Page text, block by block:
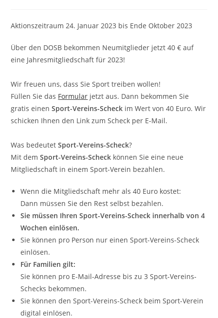
Aktionszeitraum 24. Januar 2023 bis Ende Oktober 2023
Über den DOSB bekommen Neumitglieder jetzt 40 € auf
eine Jahresmitgliedschaft für 2023!
Wir freuen uns, dass Sie Sport treiben wollen!
Füllen Sie das Formular jetzt aus. Dann bekommen Sie
gratis einenSport-Vereins-Scheck im Wert von 40 Euro. Wir
schicken Ihnen den Link zum Scheck per E-Mail.
Was bedeutetSport-Vereins-Scheck?
Mit demSport-Vereins-Scheck können Sie eine neue
Mitgliedschaft in einem Sport-Verein bezahlen.
Wenn die Mitgliedschaft mehr als 40 Euro kostet:
Dann müssen Sie den Rest selbst bezahlen.
Sie müssen Ihren Sport-Vereins-Scheck innerhalb von 4
Wochen einlösen.
Sie können pro Person nur einen Sport-Vereins-Scheck
einlösen.
Für Familien gilt:
Sie können pro E-Mail-Adresse bis zu 3 Sport-Vereins-
Schecks bekommen.
Sie können den Sport-Vereins-Scheck beim Sport-Verein
digital einlösen.